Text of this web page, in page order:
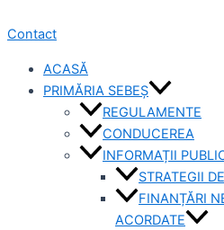
Contact
ACASĂ
PRIMĂRIA SEBEȘ
REGULAMENTE
CONDUCEREA
INFORMAȚII
STRATEGII
FINANȚĂRI
ACORDATE